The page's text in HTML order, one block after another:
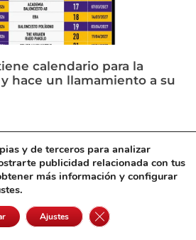
calendario para la
hace un llamamiento a su
y de terceros para analizar
publicidad relacionada con tus
más información y configurar
Ajustes Cerrar el banner de